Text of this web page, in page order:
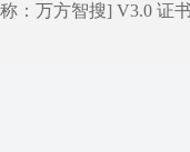
：万方智搜] V3.0 证